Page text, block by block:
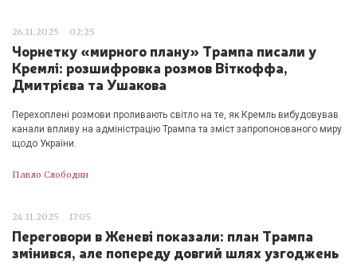
26.11.2025 02:25
Чорнетку «мирного плану» Трампа писали у
Кремлі: розшифровка розмов Віткоффа,
Дмитрієва та Ушакова
Перехоплені розмови проливають світло на те, як Кремль вибудовував
канали впливу на адміністрацію Трампа та зміст запропонованого миру
щодо України.
Павло Слободян
24.11.2025 17:05
Переговори в Женеві показали: план Трампа
змінився, але попереду довгий шлях узгоджень